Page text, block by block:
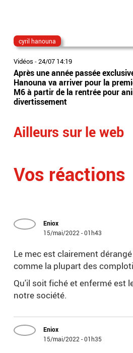
cyril hanouna
Vidéos -24/07 14:19
Après une année passée
Hanouna va arriver pour la
M6 à partir de la rentrée pour
divertissement
Ailleurs sur le web
Vos réactions
Eniox
15/mai/2022 - 01h43
Le mec est clairement
comme la plupart des
Qu'il soit fiché et enfermé est
notre société.
Eniox
15/mai/2022 - 01h35